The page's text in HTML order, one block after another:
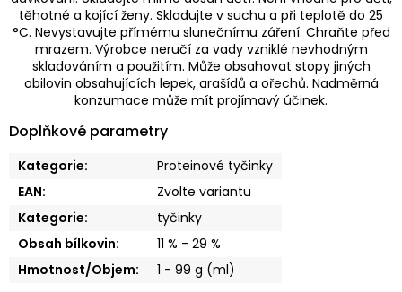
těhotné a kojící ženy. Skladujte v suchu a při teplotě do 25
°C. Nevystavujte přímému slunečnímu záření. Chraňte před
mrazem. Výrobce neručí za vady vzniklé nevhodným
skladováním a použitím. Může obsahovat stopy jiných
obilovin obsahujících lepek, arašídů a ořechů. Nadměrná
konzumace může mít projímavý účinek.
Doplňkové parametry
Kategorie:
Proteinové tyčinky
EAN:
Zvolte variantu
Kategorie:
tyčinky
Obsah bílkovin:
11 % - 29 %
Hmotnost/Objem: 1 - 99 g (ml)